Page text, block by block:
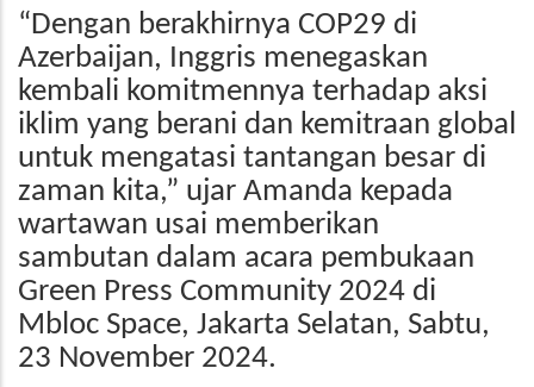
“Dengan berakhirnya COP29 di
Azerbaijan, Inggris menegaskan
kembali komitmennya terhadap aksi
iklim yang berani dan kemitraan global
untuk mengatasi tantangan besar di
zaman kita,” ujar Amanda kepada
wartawan usai memberikan
sambutan dalam acara pembukaan
Green Press Community 2024 di
Mbloc Space, Jakarta Selatan, Sabtu,
23 November 2024.